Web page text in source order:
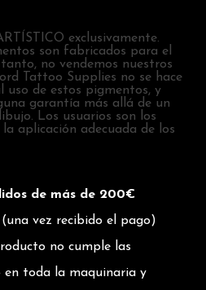
exclusivamente.
son fabricados para el
no vendemos nuestros
Tattoo Supplies no se hace
uso de estos pigmentos, y
garantía más allá de un
Los usuarios son los
aplicación adecuada de los
de más de 200€
(una vez recibido el pago)
no cumple las
en toda la maquinaria y